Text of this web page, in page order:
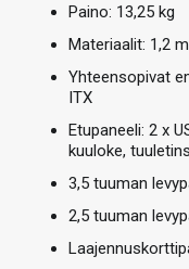
Paino: 13,25 kg
Materiaalit: 1,2
Yhteensopivat
ITX
Etupaneeli: 2 x
kuuloke,
3,5 tuuman
2,5 tuuman